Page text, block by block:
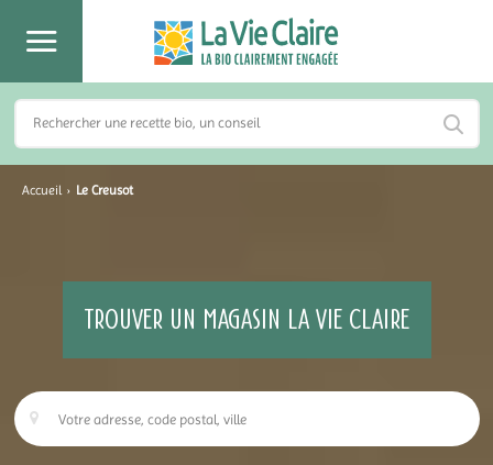
Accueil › Le Creusot
TROUVER UN MAGASIN LA VIE CLAIRE